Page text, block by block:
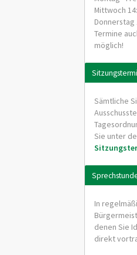
Mittwoch
Donnerstag
Termine
möglich!
Sämtliche
Sie unter
In
denen Sie
direkt